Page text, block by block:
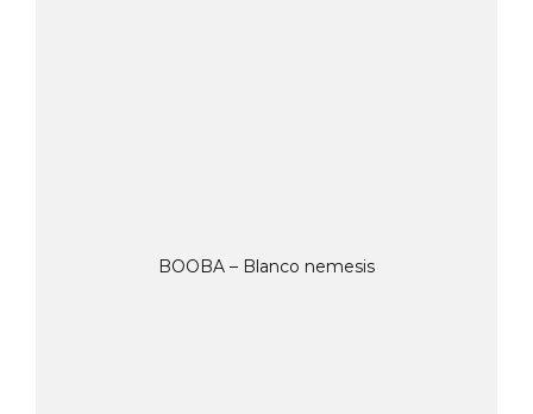
BOOBA – Blanco nemesis